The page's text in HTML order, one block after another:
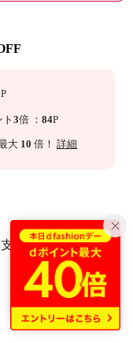
P
ト3倍 ：84P
大 10 倍！詳細
払いで